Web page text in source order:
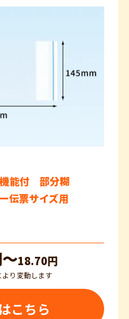
能付 部分糊
伝票サイズ用
18.70円
り変動します
こちら